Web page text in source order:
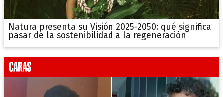
Natura presenta su Visión 2025-2050: qué significa
pasar de la sostenibilidad a la regeneración